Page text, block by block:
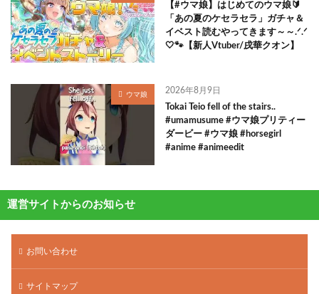
【#ウマ娘】はじめてのウマ娘🔰
「あの夏のケセラセラ」ガチャ＆
イベスト読むやってきます～～.ᐟ.ᐟ
🤍🐾【新人Vtuber/戌華クオン】
ウマ娘 2026年8月9日
Tokai Teio fell of the stairs..
#umamusume #ウマ娘プリティー
ダービー #ウマ娘 #horsegirl
#anime #animeedit
運営サイトからのお知らせ
お問い合わせ
サイトマップ